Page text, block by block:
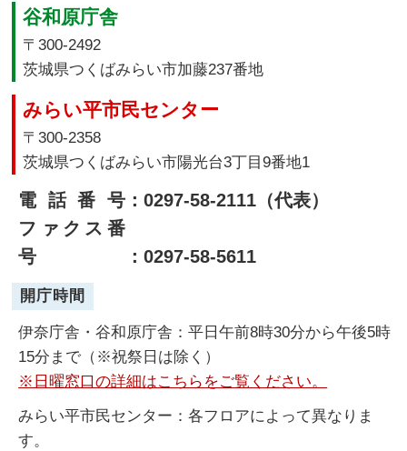
谷和原庁舎
〒300-2492
茨城県つくばみらい市加藤237番地
みらい平市民センター
〒300-2358
茨城県つくばみらい市陽光台3丁目9番地1
電話番号：0297-58-2111（代表）
ファクス番
号
：0297-58-5611
開庁時間
伊奈庁舎・谷和原庁舎：平日午前8時30分から午後5時
15分まで（※祝祭日は除く）
※日曜窓口の詳細はこちらをご覧ください。
みらい平市民センター：各フロアによって異なりま
す。